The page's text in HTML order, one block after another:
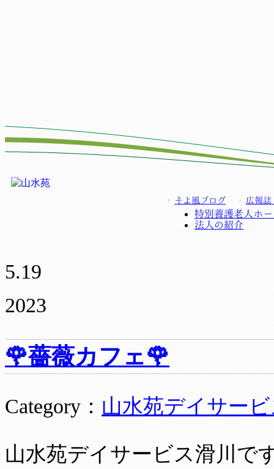
特別養護老人ホ
法人の紹介
そよ風ブログ 広報誌
5.19
2023
🌹薔薇カフェ🌹
Category ： 山水苑デイサー
山水苑デイサービス滑川で